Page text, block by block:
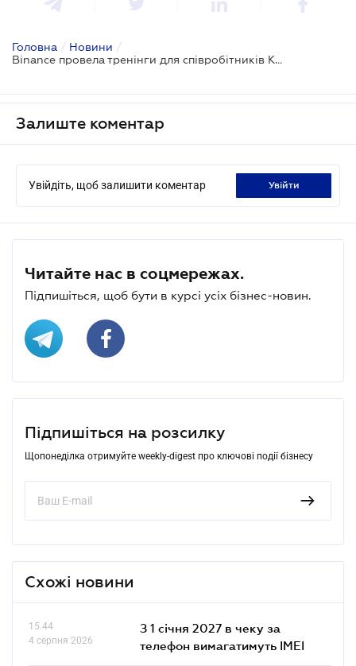
Головна / Новини /
Binance провела тренінги для співробітників Кіберполіції України, СБУ та АРМА
Залиште коментар
Увійдіть, щоб залишити коментар увійти
Читайте нас в соцмережах.
Підпишіться, щоб бути в курсі усіх бізнес-новин.
Підпишіться на розсилку
Щопонеділка отримуйте weekly-digest про ключові події бізнесу
Схожі новини
15.44
4 серпня 2026
З 1 січня 2027 в чеку за
телефон вимагатимуть IMEI